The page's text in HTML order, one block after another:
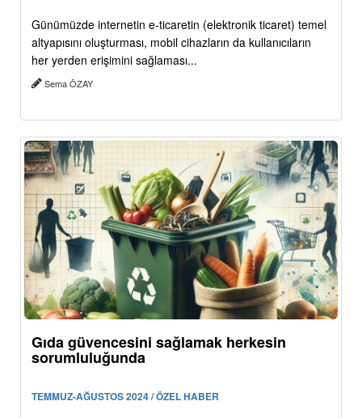
Günümüzde internetin e-ticaretin (elektronik ticaret) temel
altyapısını oluşturması, mobil cihazların da kullanıcıların
her yerden erişimini sağlaması...
Sema ÖZAY
Gıda güvencesini sağlamak herkesin
sorumluluğunda
TEMMUZ-AĞUSTOS 2024 / ÖZEL HABER